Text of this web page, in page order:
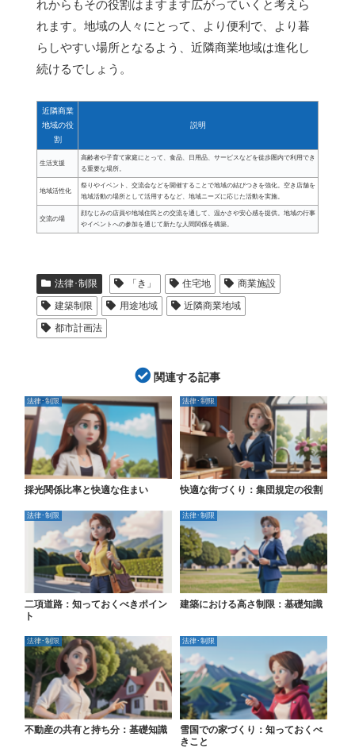
れからもその役割はますます広がっていくと考えら
れます。地域の人々にとって、より便利で、より暮
らしやすい場所となるよう、近隣商業地域は進化し
続けるでしょう。
近隣商業
地域の役
割
説明
生活支援
高齢者や子育て家庭にとって、食品、日用品、サービスなどを徒歩圏内で利用でき
る重要な場所。
地域活性化
祭りやイベント、交流会などを開催することで地域の結びつきを強化。空き店舗を
地域活動の場所として活用するなど、地域ニーズに応じた活動を実施。
交流の場
顔なじみの店員や地域住民との交流を通して、温かさや安心感を提供。地域の行事
やイベントへの参加を通じて新たな人間関係を構築。
法律･制限 「き」 住宅地
商業施設
建築制限
用途地域
近隣商業地域
都市計画法
関連する記事
法律･制限
採光関係比率と快適な住まい
法律･制限
快適な街づくり：集団規定の役割
法律･制限
二項道路：知っておくべきポイン
ト
法律･制限
建築における高さ制限：基礎知識
法律･制限
不動産の共有と持ち分：基礎知識
法律･制限
雪国での家づくり：知っておくべ
きこと